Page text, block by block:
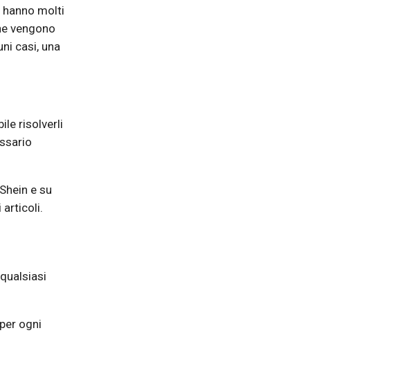
molti
vengono
casi, una
risolverli
e su
articoli.
ogni